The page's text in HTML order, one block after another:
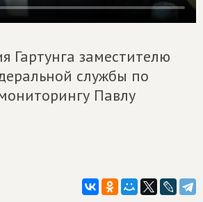
Гартунга заместителю
службы по
Павлу